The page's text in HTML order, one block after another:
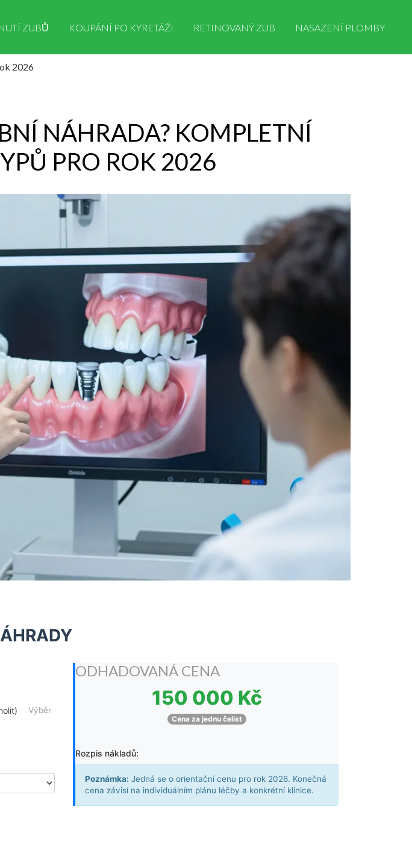
ZUBŮ KOUPÁNÍ PO KYRETÁŽI RETINOVANÝ ZUB NASAZENÍ PLOMBY
2026
NÁHRADA? KOMPLETNÍ
PRO ROK 2026
Výběr
ODHADOVANÁ CENA
150 000 Kč
Cena za jednu čelist
Rozpis nákladů:
Poznámka: Jedná se o orientační cenu pro rok 2026. Konečná
cena závisí na individuálním plánu léčby a konkrétní klinice.